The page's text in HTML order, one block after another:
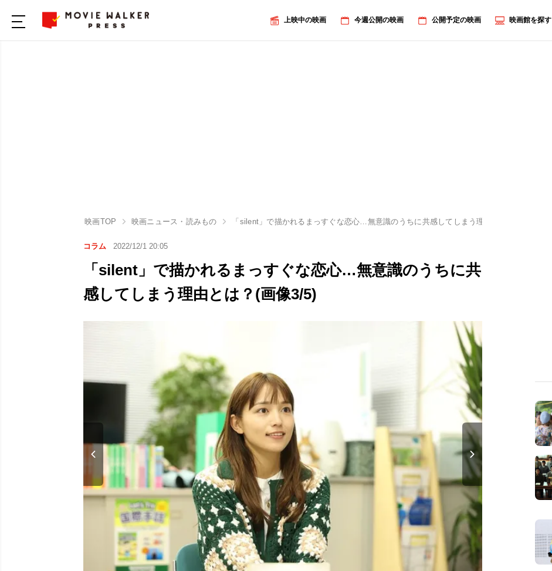
上映中の映画 今週公開の映画 公開予定の映画 映画館を探す
映画TOP 映画ニュース・読みもの 「silent」で描かれるまっすぐな恋心…無意識のうちに共感してしまう理由とは？
コラム 2022/12/1 20:05
「silent」で描かれるまっすぐな恋心…無意識のうちに共
感してしまう理由とは？(画像3/5)